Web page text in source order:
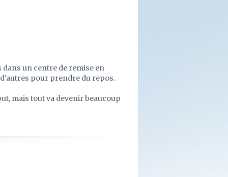
un centre de remise en
pour prendre du repos.
mais tout va devenir beaucoup